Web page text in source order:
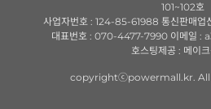
101~102호
사업자번호 : 124-85-61988 통신판매
대표번호 : 070-4477-7990 이메일
호스팅제공 : 메이
copyrightⓒpowermall.kr. All